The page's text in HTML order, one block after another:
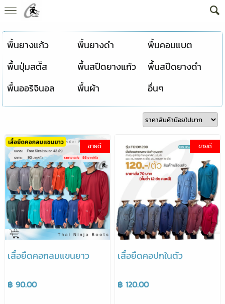
พื้นยางแก้ว พื้นยางดำ
พื้นคอมแบต
พื้นปุ่มสตั๊ส
พื้นสปีดยางแก้ว
พื้นสปีดยางดำ
พื้นออริจินอล
พื้นผ้า อื่นๆ
ขายดี
เสื้อยืดคอกลมแขนยาว
฿ 90.00
ขายดี
เสื้อยืดคอปกในตัว
฿ 120.00